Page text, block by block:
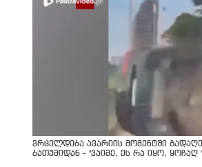
ვრცელდება ავარიის მომენტში
ბათუმიდან - "ვაიმე, ეს რა იყო,